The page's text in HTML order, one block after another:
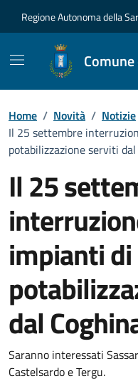
Regione Autonoma della
Home / Novità / Notizie
Il 25 settembre
potabilizzazione serviti
Il 25
impianti di
dal
Dettagli
Saranno interessati
Castelsardo e Tergu.